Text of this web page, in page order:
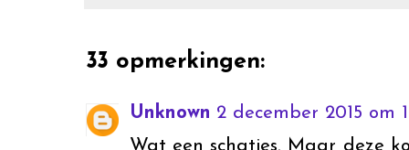
33 opmerkingen:
Unknown 2 december 2015 om
Wat een schatjes. Maar deze